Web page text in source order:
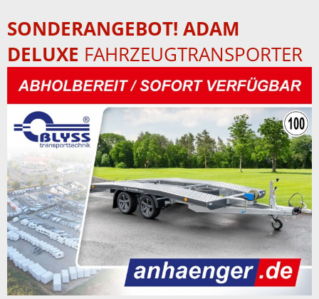
SONDERANGEBOT! ADAM
DELUXE FAHRZEUGTRANSPORTER